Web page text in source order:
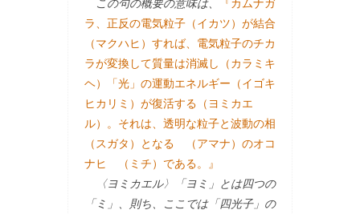
この句の概要の意味は、
『カムナガ
ラ、正反の電気粒子（イカツ）が結合
（マクハヒ）すれば、電気粒子のチカ
ラが変換して質量は消滅し（カラミキ
ヘ）「光」の運動エネルギー（イゴキ
ヒカリミ）が復活する（ヨミカエ
ル）。それは、透明な粒子と波動の相
（スガタ）となる （アマナ）のオコ
ナヒ （ミチ）である。』
〈ヨミカエル〉「ヨミ」とは四つの
「ミ」、則ち、ここでは「四光子」の